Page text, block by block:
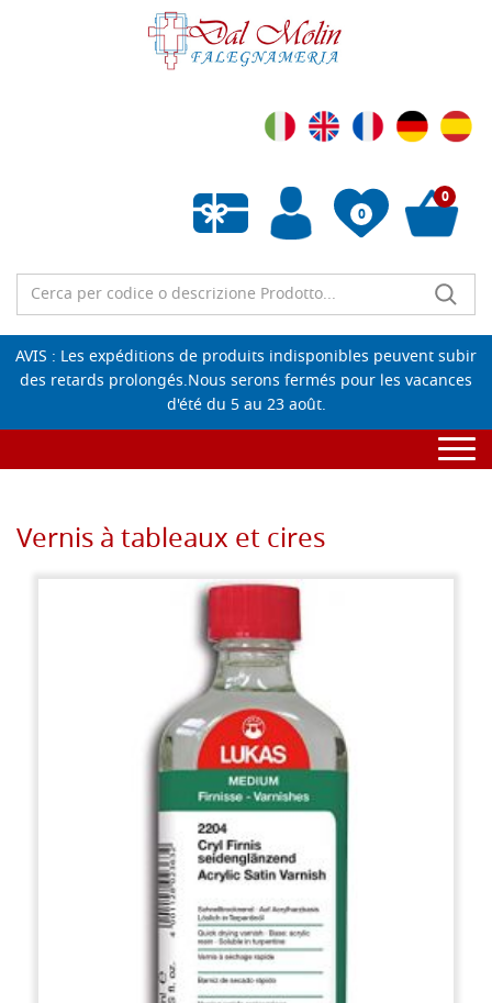
0
Liste de souhaits vide
0
AVIS : Les expéditions de produits indisponibles peuvent subir
des retards prolongés.Nous serons fermés pour les vacances
d'été du 5 au 23 août.
Vernis à tableaux et cires